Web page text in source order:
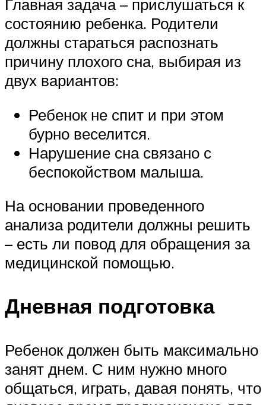
Главная задача – прислушаться к
состоянию ребенка. Родители
должны стараться распознать
причину плохого сна, выбирая из
двух вариантов:
Ребенок не спит и при этом
бурно веселится.
Нарушение сна связано с
беспокойством малыша.
На основании проведенного
анализа родители должны решить
– есть ли повод для обращения за
медицинской помощью.
Дневная подготовка
Ребенок должен быть максимально
занят днем. С ним нужно много
общаться, играть, давая понять, что